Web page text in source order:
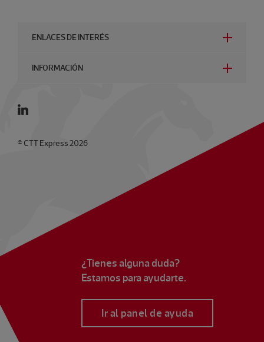
ENLACES DE INTERÉS
INFORMACIÓN
© CTT Express 2026
¿Tienes alguna duda?
Estamos para ayudarte.
Ir al panel de ayuda